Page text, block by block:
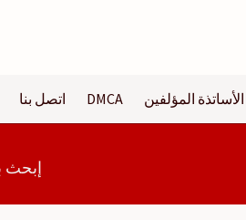
الأساتذة المؤلفين DMCA اتصل بنا
إبحث